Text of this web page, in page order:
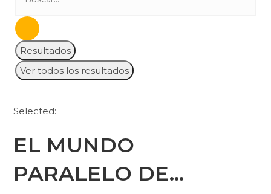
Resultados
Ver todos los resultados
Selected:
EL MUNDO
PARALELO DE…